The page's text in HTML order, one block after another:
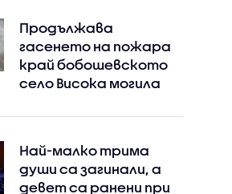
Продължава
гасенето на пожара
край бобошевското
село Висока могила
Най-малко трима
души са загинали, а
девет са ранени при